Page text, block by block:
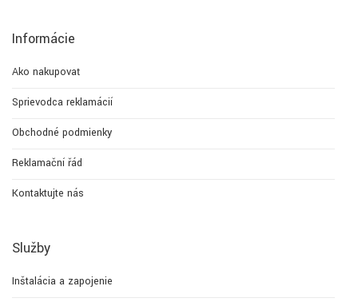
Informácie
Ako nakupovať
Sprievodca reklamácií
Obchodné podmienky
Reklamační řád
Kontaktujte nás
Služby
Inštalácia a zapojenie